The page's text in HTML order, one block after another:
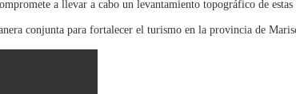
a llevar a cabo un levantamiento topográfico de
conjunta para fortalecer el turismo en la provincia de